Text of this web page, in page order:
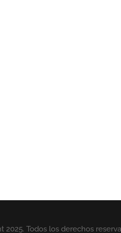
2025. Todos los derechos